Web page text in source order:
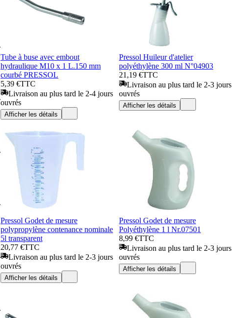
Tube à buse avec embout
hydraulique M10 x 1 L.150 mm
courbé PRESSOL
5,39 €TTC
Livraison au plus tard le 2-4 jours
ouvrés
Afficher les détails
Pressol Huileur d'atelier
polyéthylène 300 ml N°04903
21,19 €TTC
Livraison au plus tard le 2-3 jours
ouvrés
Afficher les détails
Pressol Godet de mesure
polypropylène contenance nominale
5l transparent
20,77 €TTC
Livraison au plus tard le 2-3 jours
ouvrés
Afficher les détails
Pressol Godet de mesure
Polyéthylène 1 l Nr.07501
8,99 €TTC
Livraison au plus tard le 2-3 jours
ouvrés
Afficher les détails